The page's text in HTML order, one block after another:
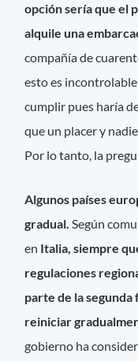
opción sería que el
alquile una
compañía de
esto es
cumplir pues haría
que un placer y
Por lo tanto, la
Algunos países
gradual. Según
en Italia, siempre
regulaciones
parte de la segunda
reiniciar
gobierno ha